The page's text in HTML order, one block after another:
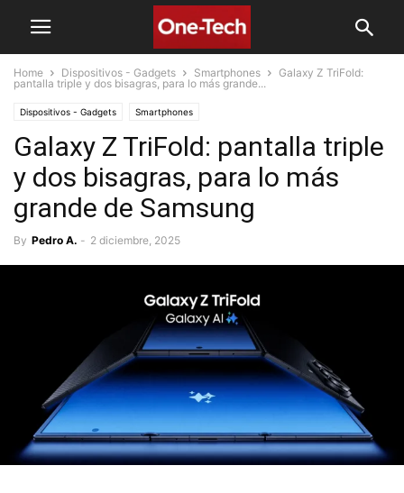
Home Dispositivos - Gadgets Smartphones
Galaxy Z TriFold:
pantalla triple y dos bisagras, para lo más grande...
Dispositivos - Gadgets Smartphones
Galaxy Z TriFold: pantalla triple
y dos bisagras, para lo más
grande de Samsung
By Pedro A. - 2 diciembre, 2025